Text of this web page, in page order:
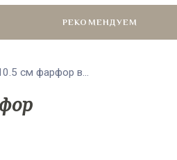
РЕКОМЕНДУЕМ
см фарфор в...